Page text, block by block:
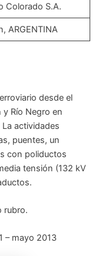
Colorado S.A.
ARGENTINA
desde el
Río Negro en
actividades
puentes, un
con poliductos
tensión (132 kV
rubro.
– mayo 2013